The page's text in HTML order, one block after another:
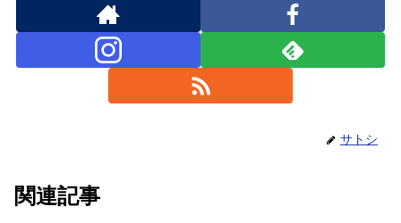
サトシ
関連記事